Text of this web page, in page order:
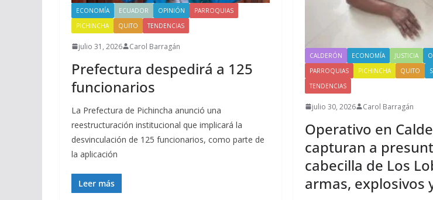
ECONOMÍA ECUADOR OPINIÓN
PARROQUIAS
PICHINCHA
QUITO TENDENCIAS
julio 31, 2026 Carol Barragán
Prefectura despedirá a 125
funcionarios
La Prefectura de Pichincha anunció una
reestructuración institucional que implicará la
desvinculación de 125 funcionarios, como parte de
la aplicación
Leer más
CALDERÓN ECONOMÍA JUSTICIA
PARROQUIAS
PICHINCHA QUITO
TENDENCIAS
julio 30, 2026 Carol Barragán
Operativo en
capturan a
cabecilla de Los
armas, explosivos